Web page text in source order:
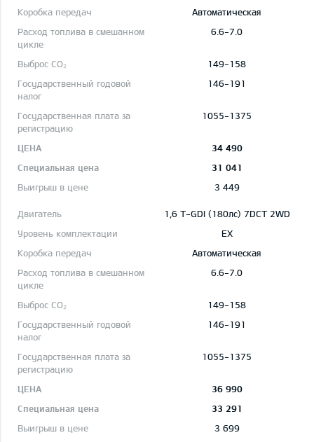
Автоматическая
6.6-7.0
149-158
146-191
1055-1375
34 490
31 041
3 449
1,6 T-GDI (180лс) 7DCT 2WD
EX
Автоматическая
6.6-7.0
149-158
146-191
1055-1375
36 990
33 291
3 699